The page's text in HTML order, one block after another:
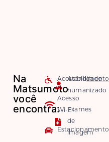
Na
Matsumoto
você
encontra:
Acessibilidade
Acesso
Wi-Fi
Estacionamento
Atendimento
humanizado
Exames
de
imagem